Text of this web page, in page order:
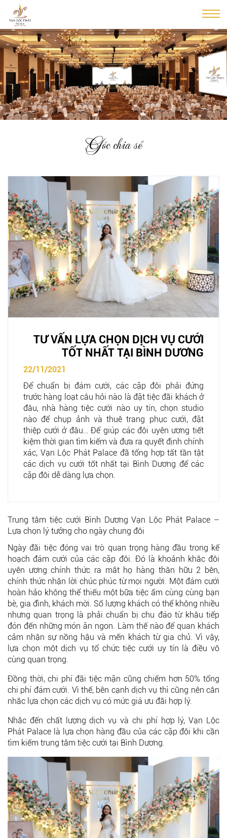
Góc chia sẻ
TƯ VẤN LỰA CHỌN DỊCH VỤ CƯỚI
TỐT NHẤT TẠI BÌNH DƯƠNG
22/11/2021
Để chuẩn bị đám cưới, các cặp đôi phải đứng
trước hàng loạt câu hỏi nào là đặt tiệc đãi khách ở
đâu, nhà hàng tiệc cưới nào uy tín, chọn studio
nào để chụp ảnh và thuê trang phục cưới, đặt
thiệp cưới ở đâu… Để giúp các đôi uyên ương tiết
kiệm thời gian tìm kiếm và đưa ra quyết định chính
xác, Vạn Lộc Phát Palace đã tổng hợp tất tần tật
các dịch vụ cưới tốt nhất tại Bình Dương để các
cặp đôi dễ dàng lựa chọn.
Trung tâm tiệc cưới Bình Dương Vạn Lộc Phát Palace –
Lựa chọn lý tưởng cho ngày chung đôi
Ngày đãi tiệc đóng vai trò quan trọng hàng đầu trong kế
hoạch đám cưới của các cặp đôi. Đó là khoảnh khắc đôi
uyên ương chính thức ra mắt họ hàng thân hữu 2 bên,
chính thức nhận lời chúc phúc từ mọi người. Một đám cưới
hoàn hảo không thể thiếu một bữa tiệc ấm cùng cùng bạn
bè, gia đình, khách mời. Số lượng khách có thể không nhiều
nhưng quan trọng là phải chuẩn bị chu đáo từ khâu tiếp
đón đến những món ăn ngon. Làm thế nào để quan khách
cảm nhận sự nồng hậu và mến khách từ gia chủ. Vì vậy,
lựa chọn một dịch vụ tổ chức tiệc cưới uy tín là điều vô
cùng quan trọng.
Đồng thời, chi phí đãi tiệc mặn cũng chiếm hơn 50% tổng
chi phí đám cưới. Vì thế, bên cạnh dịch vụ thì cũng nên cân
nhắc lựa chọn các dịch vụ có mức giá ưu đãi hợp lý.
Nhắc đến chất lượng dịch vụ và chi phí hợp lý, Vạn Lộc
Phát Palace là lựa chọn hàng đầu của các cặp đôi khi cần
tìm kiếm trung tâm tiệc cưới tại Bình Dương.